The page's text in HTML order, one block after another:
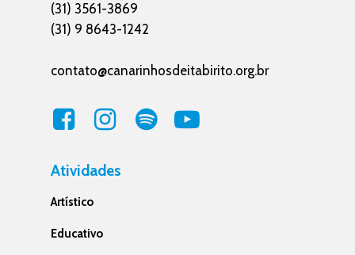
(31) 3561-3869
(31) 9 8643-1242
contato@canarinhosdeitabirito.org.br
Atividades
Artístico
Educativo